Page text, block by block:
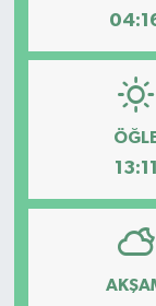
13:11